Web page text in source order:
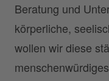
Beratung und
körperliche,
wollen wir diese